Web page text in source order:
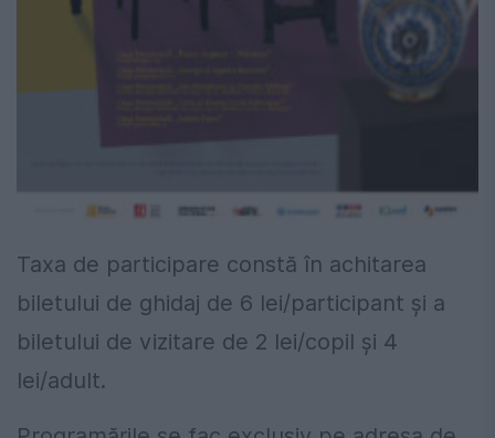
Taxa de participare constă în achitarea
biletului de ghidaj de 6 lei/participant și a
biletului de vizitare de 2 lei/copil și 4
lei/adult.